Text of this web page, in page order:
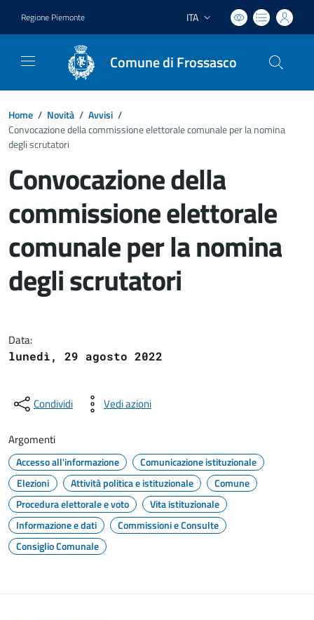
Regione Piemonte Lingua attiva:
ITA
Comune di Frossasco
Home / Novità / Avvisi /
Convocazione della commissione elettorale comunale per la nomina
degli scrutatori
Convocazione della
commissione elettorale
comunale per la nomina
degli scrutatori
Data:
lunedì, 29 agosto 2022
Condividi Vedi azioni
Argomenti
Accesso all'informazione
Comunicazione istituzionale
Elezioni
Attività politica e istituzionale
Comune
Procedura elettorale e voto
Vita istituzionale
Informazione e dati
Commissioni e Consulte
Consiglio Comunale